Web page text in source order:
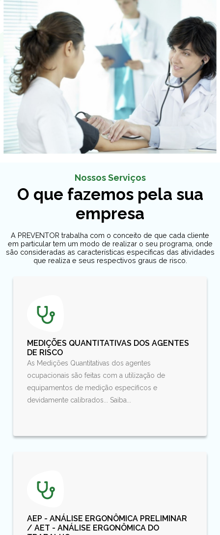
Nossos Serviços
O que fazemos pela sua
empresa
A PREVENTOR trabalha com o conceito de que cada cliente
em particular tem um modo de realizar o seu programa, onde
são consideradas as características específicas das atividades
que realiza e seus respectivos graus de risco.
MEDIÇÕES QUANTITATIVAS DOS AGENTES
DE RISCO
As Medições Quantitativas dos agentes
ocupacionais são feitas com a utilização de
equipamentos de medição específicos e
devidamente calibrados... Saiba...
AEP - ANÁLISE ERGONÔMICA PRELIMINAR
/ AET - ANÁLISE ERGONÔMICA DO